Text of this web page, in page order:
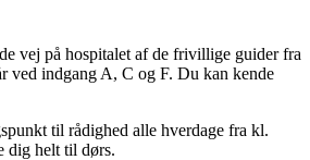
vej på hospitalet af de frivillige guider fra
ved indgang A, C og F. Du kan kende
til rådighed alle hverdage fra kl.
dig helt til dørs.